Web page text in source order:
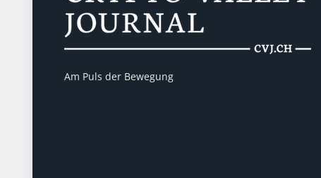
Am Puls der Bewegung